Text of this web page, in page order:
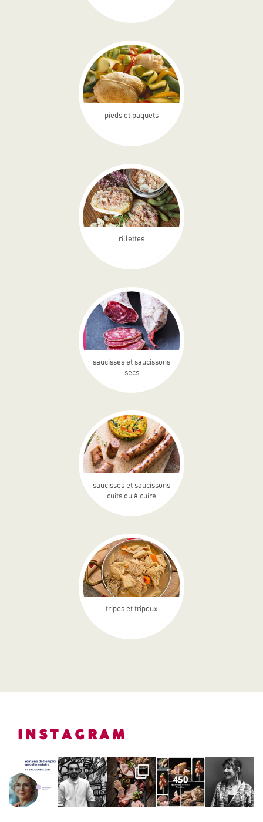
pieds et paquets
rillettes
saucisses et saucissons
secs
saucisses et saucissons
cuits ou à cuire
tripes et tripoux
INSTAGRAM